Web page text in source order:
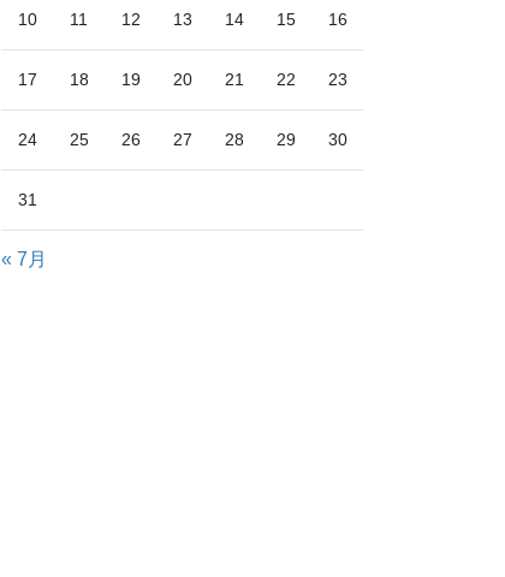
10 11 12 13 14 15 16
17 18 19 20 21 22 23
24 25 26 27 28 29 30
31
« 7月